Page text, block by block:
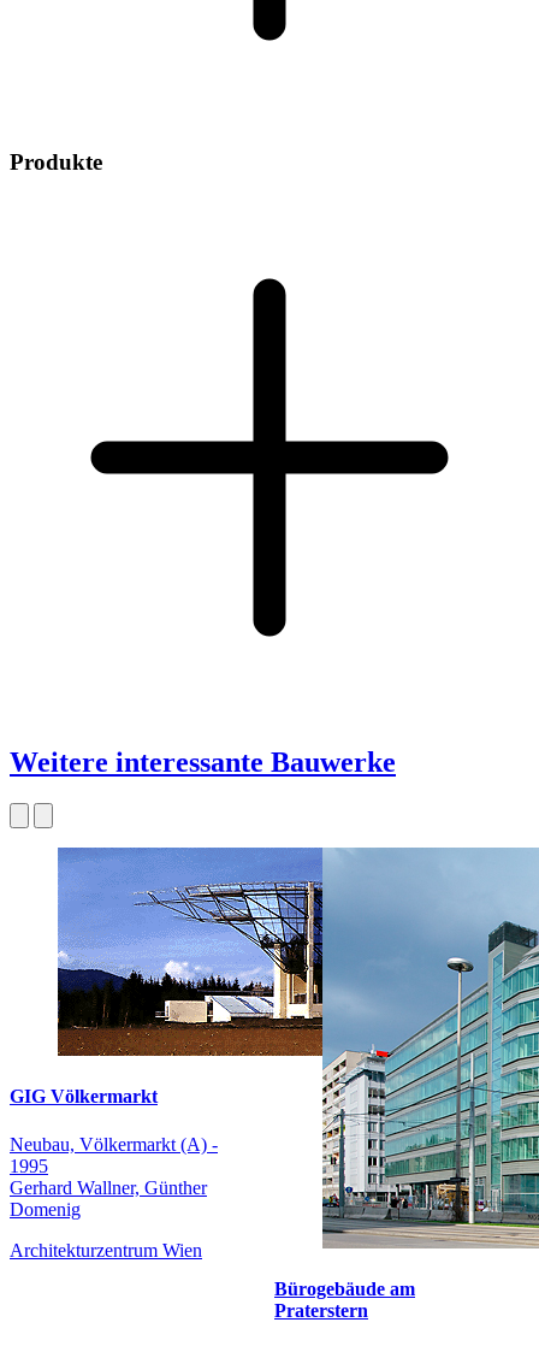
Produkte
Weitere interessante Bauwerke
GIG Völkermarkt
Neubau, Völkermarkt (A) -
1995
Gerhard Wallner, Günther
Domenig
Architekturzentrum Wien
Bürogebäude am
Praterstern